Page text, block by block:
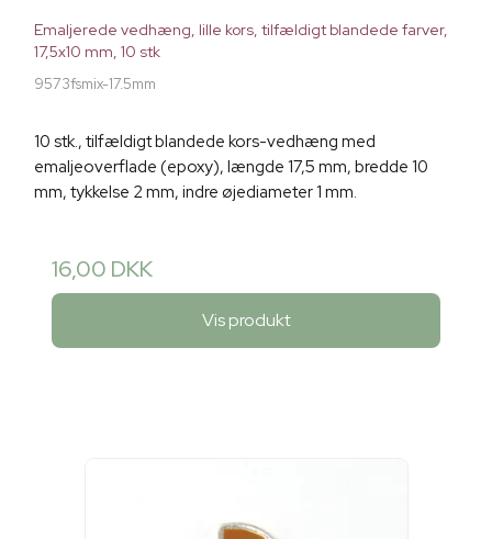
Emaljerede vedhæng, lille kors, tilfældigt blandede farver,
17,5x10 mm, 10 stk
9573fsmix-17.5mm
10 stk., tilfældigt blandede kors-vedhæng med
emaljeoverflade (epoxy), længde 17,5 mm, bredde 10
mm, tykkelse 2 mm, indre øjediameter 1 mm.
16,00 DKK
Vis produkt